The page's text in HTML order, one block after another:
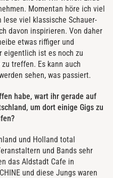
Momentan höre ich viel
viel klassische Schauer-
davon inspirieren. Von daher
etwas riffiger und
eigentlich ist es noch zu
treffen. Es kann auch
sehen, was passiert.
habe, wart ihr gerade auf
um dort einige Gigs zu
und Holland total
und Bands sehr
das Aldstadt Cafe in
und diese Jungs waren